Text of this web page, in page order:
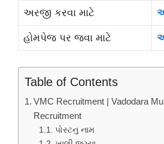
અરજી કરવા માટે
હોમપેજ પર જવા માટે
Table of Contents
VMC Recruitment | Vadodara
Recruitment
પોસ્ટનુ નામ